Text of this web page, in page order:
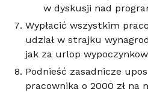
w dyskusji nad
Wypłacić wszystkim
udział w strajku
jak za urlop
Podnieść zasadnicze
pracownika o 2000 zł na